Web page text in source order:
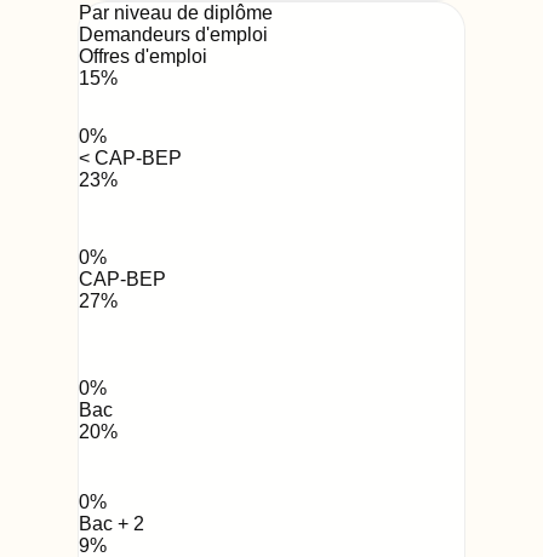
Par niveau de diplôme
Demandeurs d'emploi
Offres d'emploi
15%
0%
< CAP-BEP
23%
0%
CAP-BEP
27%
0%
Bac
20%
0%
Bac + 2
9%